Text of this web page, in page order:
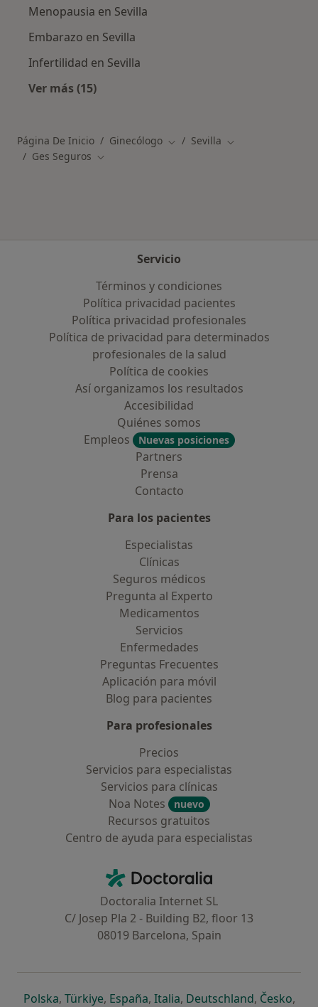
Menopausia en Sevilla
Embarazo en Sevilla
Infertilidad en Sevilla
Ver más (15)
Página De Inicio Ginecólogo Cambiar de ciudad
Sevilla Cambiar de ciudad
Ges Seguros Cambiar de ciudad
Servicio
Términos y condiciones
Política privacidad pacientes
Política privacidad profesionales
Política de privacidad para determinados
profesionales de la salud
Política de cookies
Así organizamos los resultados
Accesibilidad
Quiénes somos
Empleos
Nuevas posiciones
Partners
Prensa
Contacto
Para los pacientes
Especialistas
Clínicas
Seguros médicos
Pregunta al Experto
Medicamentos
Servicios
Enfermedades
Preguntas Frecuentes
Aplicación para móvil
Blog para pacientes
Para profesionales
Precios
Servicios para especialistas
Servicios para clínicas
Noa Notes
nuevo
Recursos gratuitos
Centro de ayuda para especialistas
Doctoralia - Página de inicio
Doctoralia Internet SL
C/ Josep Pla 2 - Building B2, floor 13
08019 Barcelona, Spain
Polskase abre en una nueva pestaña
, Türkiyese abre en una nueva pestaña
, Españase abre en una nueva pestaña
, Italiase abre en una nueva
, Deutschlandse abre en
, Českose
,